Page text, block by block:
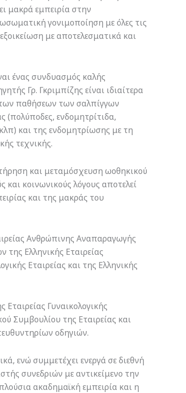
μακρά εμπειρία στην
γονιμοποίηση με όλες τις
με αποτελεσματικά και
ένας συνδυασμός καλής
Γρ. Γκριμπίζης είναι ιδιαίτερα
των παθήσεων των σαλπίγγων
(πολύποδες, ενδομητρίτιδα,
και της ενδομητρίωσης με τη
τεχνικής.
και μεταμόσχευση ωοθηκικού
κοινωνικούς λόγους αποτελεί
και της μακράς του
Ανθρώπινης Αναπαραγωγής
της Ελληνικής Εταιρείας
Εταιρείας και της Ελληνικής
Γυναικολογικής
Συμβουλίου της Εταιρείας και
οδηγιών.
ενώ συμμετέχει ενεργά σε διεθνή
συνεδριών με αντικείμενο την
ακαδημαϊκή εμπειρία και η